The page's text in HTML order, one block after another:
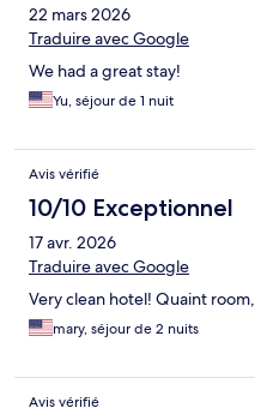
22 mars 2026
Traduire avec Google
We had a great stay!
Yu, séjour de 1 nuit
Avis vérifié
10/10 Exceptionnel
17 avr. 2026
Traduire avec Google
Very clean hotel! Quaint
mary, séjour de 2 nuits
Avis vérifié